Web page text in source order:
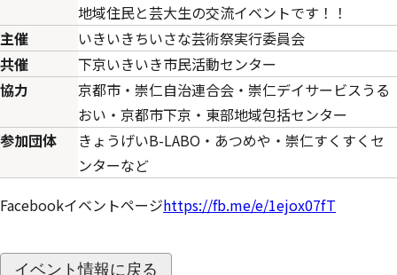
地域住民と芸大生の交流イベントです！！
主催
いきいきちいさな芸術祭実行委員会
共催
下京いきいき市民活動センター
協力
京都市・崇仁自治連合会・崇仁デイサービスうる
おい・京都市下京・東部地域包括センター
参加団体
きょうげいB-LABO・あつめや・崇仁すくすくセ
ンターなど
Facebookイベントページhttps://fb.me/e/1ejox07fT
イベント情報に戻る